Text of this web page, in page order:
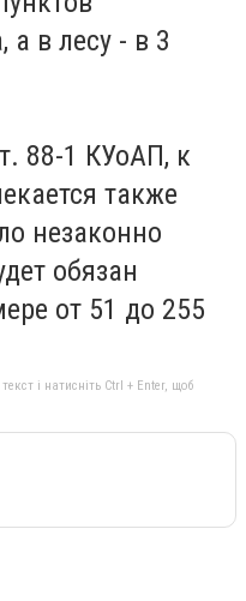
а в лесу - в 3
88-1 КУоАП, к
также
незаконно
обязан
от 51 до 255
і натисніть Ctrl + Enter, щоб